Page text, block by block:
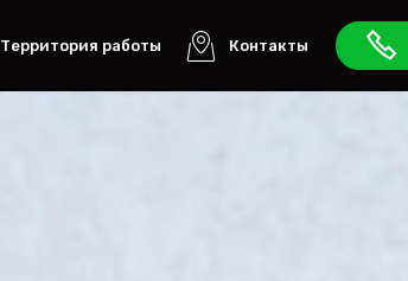
Территория работы Контакты